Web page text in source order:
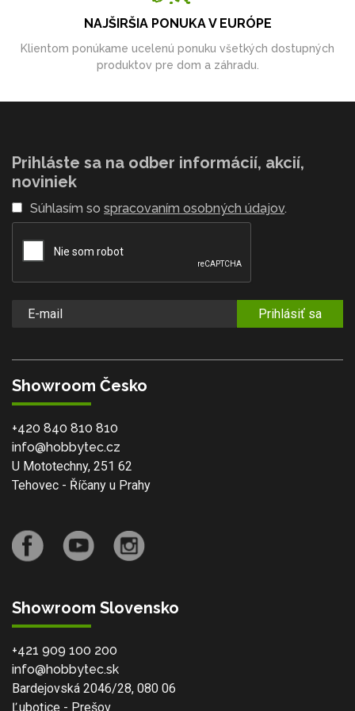
NAJŠIRŠIA PONUKA V EURÓPE
Klientom ponúkame ucelenú ponuku všetkých dostupných
produktov pre dom a záhradu.
Prihláste sa na odber informácií, akcií,
noviniek
Súhlasím so spracovaním osobných údajov.
Prihlásiť sa
Showroom Česko
+420 840 810 810
info@hobbytec.cz
U Mototechny, 251 62
Tehovec - Říčany u Prahy
Showroom Slovensko
+421 909 100 200
info@hobbytec.sk
Bardejovská 2046/28, 080 06
Ľubotice - Prešov